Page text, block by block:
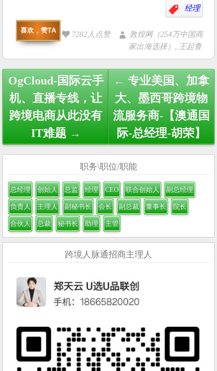
经理
喜欢，赞TA 7282人点赞
敦煌网（254万中国商
家出海选择）, 王起鲁
Post
navigation
OgCloud-国际云手
机、直播专线，让
跨境电商从此没有
IT难题 →
← 专业美国、加拿
大、墨西哥跨境物
流服务商-【澳通国
际-总经理-胡荣】
职务\职位/职能
总经理 创始人 总监 经理 CEO 联合创始人 副总经理
负责人 主理人 副秘书长 会长 副总裁 董事长 院长
合伙人 总裁 秘书长 助理 主管
跨境人脉通招商主理人